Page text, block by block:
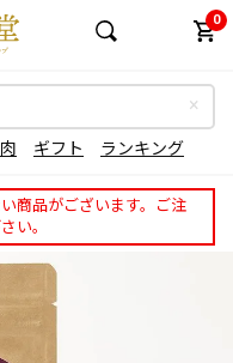
0
ギフト ランキング
商品がございます。ご注
い。